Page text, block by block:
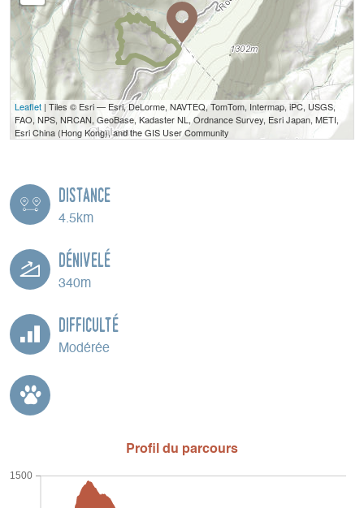
Leaflet | Tiles © Esri — Esri, DeLorme, NAVTEQ, TomTom, Intermap, iPC, USGS,
FAO, NPS, NRCAN, GeoBase, Kadaster NL, Ordnance Survey, Esri Japan, METI,
Esri China (Hong Kong), and the GIS User Community
Distance
4.5km
Dénivelé
340m
Difficulté
Modérée
Profil du parcours
1500